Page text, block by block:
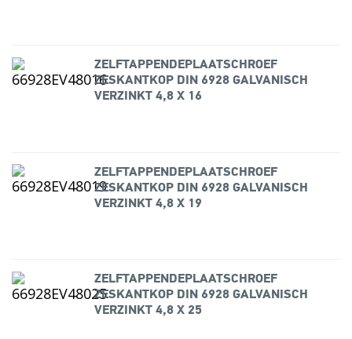
ZELFTAPPENDEPLAATSCHROEF
ZESKANTKOP DIN 6928 GALVANISCH
VERZINKT 4,8 X 16
ZELFTAPPENDEPLAATSCHROEF
ZESKANTKOP DIN 6928 GALVANISCH
VERZINKT 4,8 X 19
ZELFTAPPENDEPLAATSCHROEF
ZESKANTKOP DIN 6928 GALVANISCH
VERZINKT 4,8 X 25